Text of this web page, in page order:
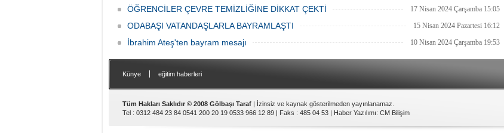
20 Nisan 2024 Cumartesi 15:26
ÖĞRENCİLER ÇEVRE TEMİZLİĞİNE DİKKAT ÇEKTİ 17 Nisan 2024 Çarşamba 15:05
ODABAŞI VATANDAŞLARLA BAYRAMLAŞTI 15 Nisan 2024 Pazartesi 16:12
İbrahim Ateş'ten bayram mesajı 10 Nisan 2024 Çarşamba 19:53
Künye eğitim haberleri
Tüm Hakları Saklıdır © 2008 Gölbaşı Taraf | İzinsiz ve kaynak gösterilmeden yayınlanamaz.
Tel : 0312 484 23 84 0541 200 20 19 0533 966 12 89 | Faks : 485 04 53 | Haber Yazılımı: CM Bilişim